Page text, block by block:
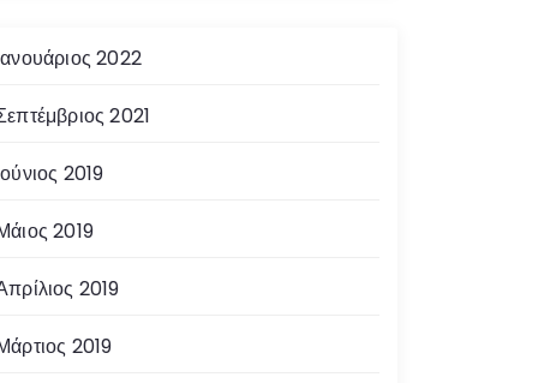
2022
2021
2019
2019
2019
2019